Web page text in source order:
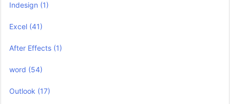
Indesign (1)
Excel (41)
After Effects (1)
word (54)
Outlook (17)